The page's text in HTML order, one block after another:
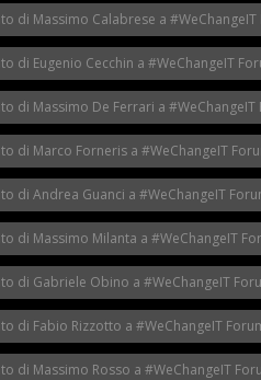
di Massimo Calabrese a #WeChangeIT
di Eugenio Cecchin a #WeChangeIT
di Massimo De Ferrari a #WeChangeIT
di Marco Forneris a #WeChangeIT
di Andrea Guanci a #WeChangeIT
di Massimo Milanta a #WeChangeIT
di Gabriele Obino a #WeChangeIT
di Fabio Rizzotto a #WeChangeIT
di Massimo Rosso a #WeChangeIT